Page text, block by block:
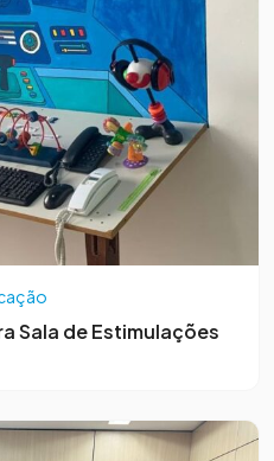
Sala de Estimulações